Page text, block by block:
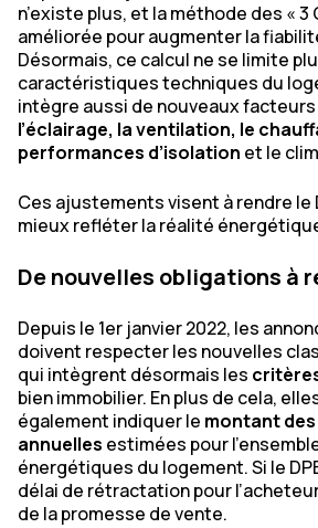
n’existe plus, et la méthode des « 3
améliorée pour augmenter la
Désormais, ce calcul ne se limite
caractéristiques techniques du
intègre aussi de nouveaux
l’éclairage, la ventilation, le
performances d’isolation et le
Ces ajustements visent à rendre le
mieux refléter la réalité
De nouvelles obligations à
Depuis le 1er janvier 2022, les
doivent respecter les nouvelles
qui intègrent désormais les
bien immobilier. En plus de cela,
également indiquer le montant
annuelles estimées pour
énergétiques du logement. Si le
délai de rétractation pour
de la promesse de vente.